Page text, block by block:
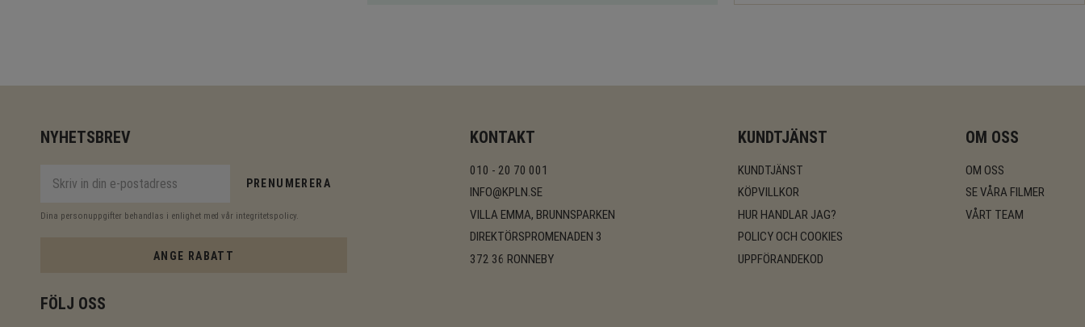
NYHETSBREV
PRENUMERERA
Dina personuppgifter behandlas i enlighet med vår integritetspolicy.
ANGE RABATT
KONTAKT
010 - 20 70 001
INFO@KPLN.SE
VILLA EMMA, BRUNNSPARKEN
DIREKTÖRSPROMENADEN 3
372 36 RONNEBY
KUNDTJÄNST
KUNDTJÄNST
KÖPVILLKOR
HUR HANDLAR JAG?
POLICY OCH COOKIES
UPPFÖRANDEKOD
OM OSS
OM OSS
SE VÅRA FILMER
VÅRT TEAM
FÖLJ OSS